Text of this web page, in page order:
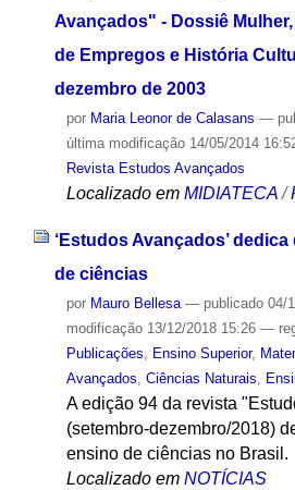
Avançados" - Dossiê
de Empregos e História
dezembro de 2003
por Maria Leonor de Calasans —
última modificação14/05/2014
Revista Estudos Avançados
Localizado em MIDIATECA /
‘Estudos Avançados’
de ciências
por Mauro Bellesa — publicado04/
modificação13/12/2018 15:26 —
Publicações, Ensino Superior,
Avançados, Ciências Naturais,
A edição 94 da revista
(setembro-dezembro/2018)
ensino de ciências no Brasil.
Localizado em NOTÍCIAS